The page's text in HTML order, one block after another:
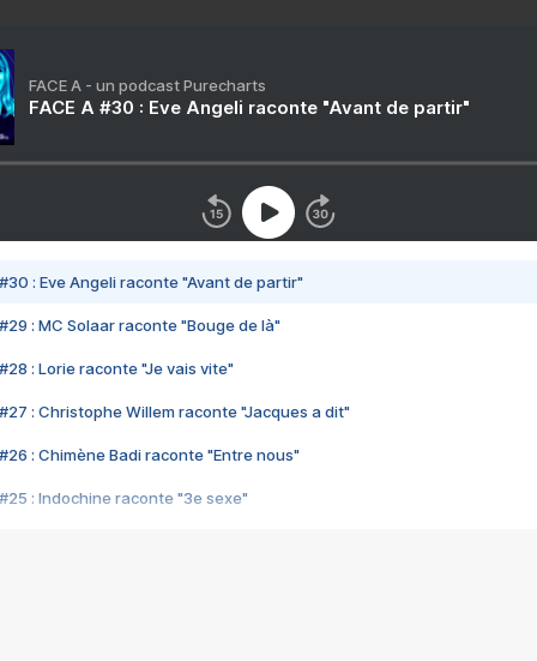
FACE A - un podcast Purecharts
FACE A #30 : Eve Angeli raconte "Avant de partir"
#30 : Eve Angeli raconte "Avant de partir"
#29 : MC Solaar raconte "Bouge de là"
#28 : Lorie raconte "Je vais vite"
#27 : Christophe Willem raconte "Jacques a dit"
#26 : Chimène Badi raconte "Entre nous"
#25 : Indochine raconte "3e sexe"